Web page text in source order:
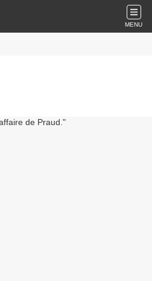
MENU